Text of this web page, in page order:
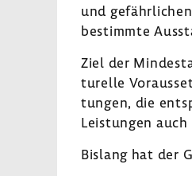
und
bestimmte
Ziel der
tu­relle
tungen, die
Leis­tungen
Bislang hat der